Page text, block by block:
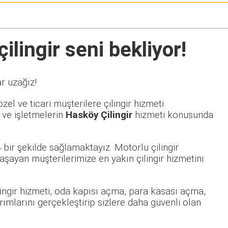
seni bekliyor!
uzağız!
ve ticari müşterilere çilingir hizmeti
ve işletmelerin Hasköy Çilingir hizmeti konusunda
şekilde sağlamaktayız. Motorlu çilingir
müşterilerimize en yakın çilingir hizmetini
hizmeti, oda kapısı açma, para kasası açma,
gerçekleştirip sizlere daha güvenli olan